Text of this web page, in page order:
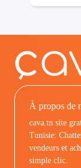
À propos de
cava.tn site
Tunisie:
vendeurs et
simple clic.